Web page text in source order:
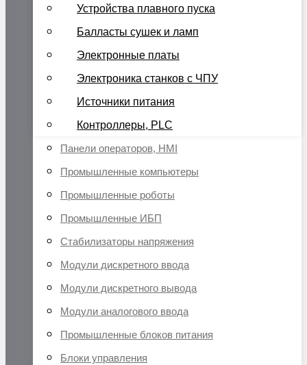
Устройства плавного пуска
Балласты сушек и ламп
Электронные платы
Электроника станков с ЧПУ
Источники питания
Контроллеры, PLC
Панели операторов, HMI
Промышленные компьютеры
Промышленные роботы
Промышленные ИБП
Стабилизаторы напряжения
Модули дискретного ввода
Модули дискретного вывода
Модули аналогового ввода
Промышленные блоков питания
Блоки управления